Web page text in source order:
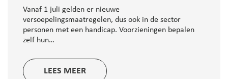
Vanaf 1 juli gelden er nieuwe
versoepelingsmaatregelen, dus ook in de sector
personen met een handicap. Voorzieningen bepalen
zelf hun…
LEES MEER